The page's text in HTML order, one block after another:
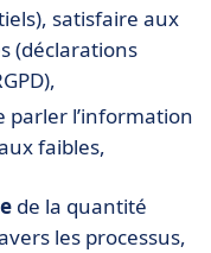
satisfaire aux
(déclarations
parler l’information
faibles,
de la quantité
les processus,